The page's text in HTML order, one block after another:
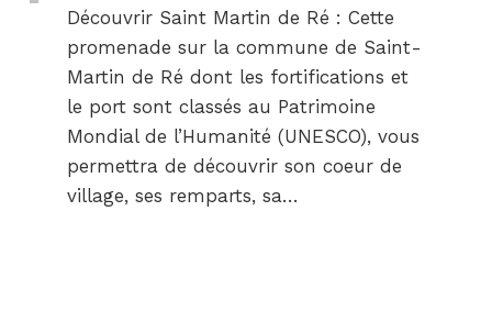
Découvrir Saint Martin de Ré : Cette
promenade sur la commune de Saint-
Martin de Ré dont les fortifications et
le port sont classés au Patrimoine
Mondial de l’Humanité (UNESCO), vous
permettra de découvrir son coeur de
village, ses remparts, sa…